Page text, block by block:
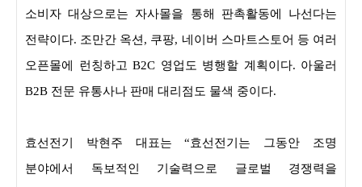
소비자 대상으로는 자사몰을 통해 판촉활동에 나선다는
전략이다. 조만간 옥션, 쿠팡, 네이버 스마트스토어 등 여러
오픈몰에 런칭하고 B2C 영업도 병행할 계획이다. 아울러
B2B 전문 유통사나 판매 대리점도 물색 중이다.
효선전기 박현주 대표는 “효선전기는 그동안 조명
분야에서 독보적인 기술력으로 글로벌 경쟁력을